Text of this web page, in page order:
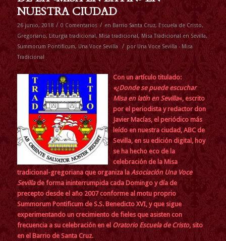
NUESTRA CIUDAD
26 junio, 2018 / 0 Comentarios / en Barrio Santa Cruz, Escuela de Cristo,
Gregoriano, Liturgia tradicional, Misa tradicional, Misa Tradicional en Sevilla,
Summorum Pontificum, Una Voce Sevilla / por Una Voce Sevilla - Misa
Tradicional
Con un artículo titulado:
«¿Donde se puede escuchar
Misa en latín en Sevilla«, escrito
por el periodista y redactor don
Javier Macías, el periódico más
leído en nuestra ciudad, ABC de
Sevilla, en su edición digital, hoy
se ha hecho eco de la
celebración de la Misa
tradicional-gregoriana que organiza la Asociación Una Voce
Sevilla de forma ininterrumpida cada Domingo y día de
precepto desde el año 2007 conforme al motu proprio
Summorum Pontificum de S.S. Benedicto XVI, y que sigue
experimentando un crecimiento de fieles que asisten con
frecuencia a su celebración en el Oratorio Escuela de Cristo, sito
en el Barrio de Santa Cruz.